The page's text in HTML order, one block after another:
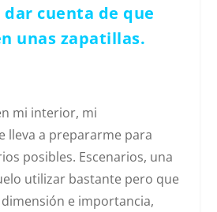
dar cuenta de que
unas zapatillas.
mi interior, mi
lleva a prepararme para
posibles. Escenarios, una
utilizar bastante pero que
e importancia,